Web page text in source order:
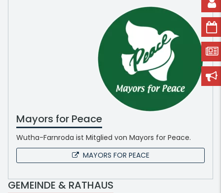
Mayors for Peace
Wutha-Farnroda ist Mitglied von Mayors for Peace.
MAYORS FOR PEACE
GEMEINDE & RATHAUS